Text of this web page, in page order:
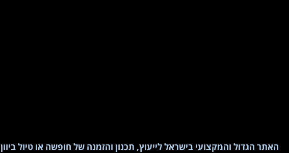
האתר הגדול והמקצועי בישראל לייעוץ, תכנון והזמנה של חופשה או טיול ביוון